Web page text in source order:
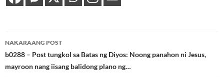
Post
navigation
NAKARAANG POST
b0288 – Post tungkol sa Batas ng Diyos: Noong panahon ni Jesus,
mayroon nang iisang balidong plano ng…